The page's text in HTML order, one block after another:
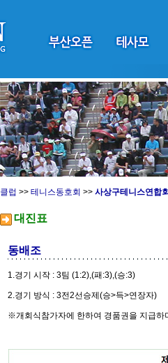
클럽 >> 테니스동호회 >> 사상구테니스연합
대진표
동배조
1.경기 시작 : 3팀 (1:2),(패:3),(승:3)
2.경기 방식 : 3전2선승제(승>득>연장자)
※개회식참가자에 한하여 경품권을 지급